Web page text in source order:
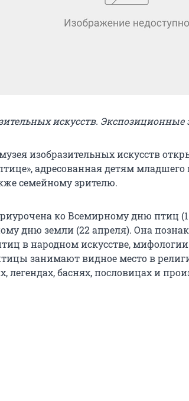
искусств. Экспозиционные
изобразительных искусств
адресованная детям младшего
семейному зрителю.
ко Всемирному дню птиц
дню земли (22 апреля). Она
в народном искусстве,
занимают видное место в
легендах, баснях, пословицах и